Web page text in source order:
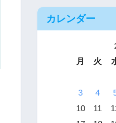
カレンダー
月
火
3
4
10
11